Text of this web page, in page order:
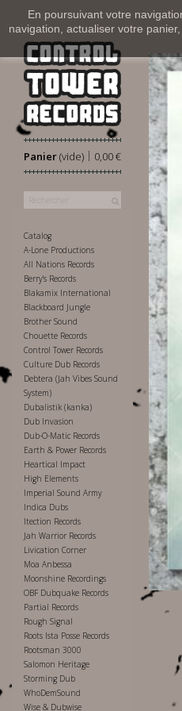
En poursuivant votre
navigation, actualiser votre
Panier 0,00 €
|
(vide)
Catalog
A-Lone Productions
All Nations Records
Berry's Records
Blakamix International
Blackboard Jungle
Brother Sound
Chouette Records
Control Tower Records
Culture Dub Records
Debtera (Jah Vibes Sound
System)
Dubalistik (kanka)
Dub Invasion
Dub-O-Matic Records
Earth & Power Records
Heartical Impact
High Elements
Imperial Sound Army
Indica Dubs
Itection Records
Jah Warrior Records
Livication Corner
Moa Anbessa
Moonshine Recordings
OBF Dubquake Records
Partial Records
Rough Signal
Roots Ista Posse Records
Rootsman 3000
Salomon Heritage
Storming Dub
WhoDemSound
Wise & Dubwise